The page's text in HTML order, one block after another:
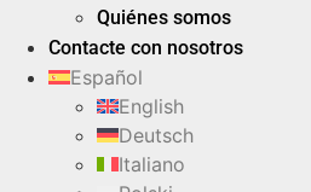
Quiénes somos
Contacte con nosotros
Español
English
Deutsch
Italiano